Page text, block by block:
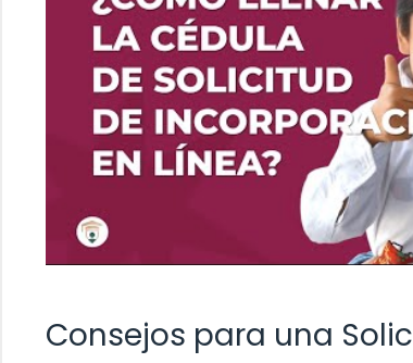
Consejos para una